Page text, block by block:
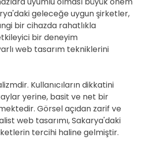
geleceğe uygun şirketler,
bir cihazda rahatlıkla
bir deneyim
web tasarım tekniklerini
Kullanıcıların dikkatini
yerine, basit ve net bir
Görsel açıdan zarif ve
web tasarımı, Sakarya'daki
tercihi haline gelmiştir.